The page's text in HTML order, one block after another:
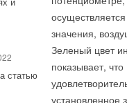
статью
значения,
Зеленый цвет
показывает,
установленное
в